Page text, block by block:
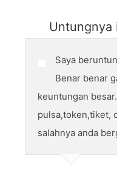
Untungnya
Saya
Benar benar
keuntungan
pulsa,token,tiket,
salahnya anda